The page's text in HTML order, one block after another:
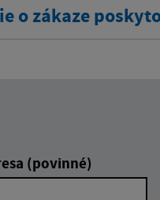
o zákaze
(povinné)